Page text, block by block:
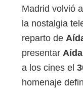
Madrid volvió
la nostalgia
reparto de
presentar
a los cines el
homenaje